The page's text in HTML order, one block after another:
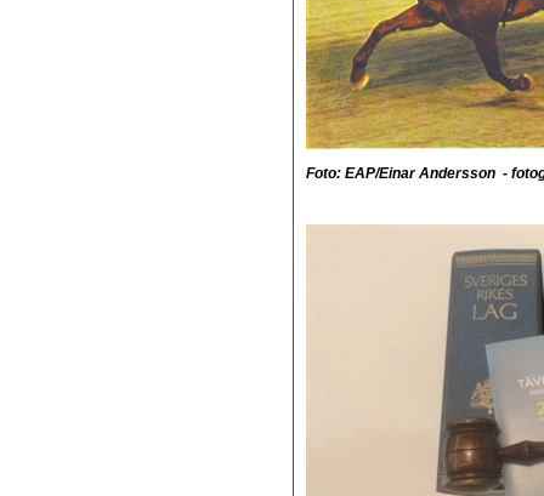
Foto: EAP/Einar Andersson -